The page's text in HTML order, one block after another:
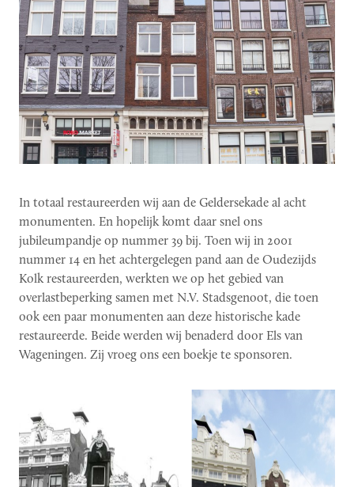
In totaal restaureerden wij aan de Geldersekade al acht
monumenten. En hopelijk komt daar snel ons
jubileumpandje op nummer 39 bij. Toen wij in 2001
nummer 14 en het achtergelegen pand aan de Oudezijds
Kolk restaureerden, werkten we op het gebied van
overlastbeperking samen met N.V. Stadsgenoot, die toen
ook een paar monumenten aan deze historische kade
restaureerde. Beide werden wij benaderd door Els van
Wageningen. Zij vroeg ons een boekje te sponsoren.